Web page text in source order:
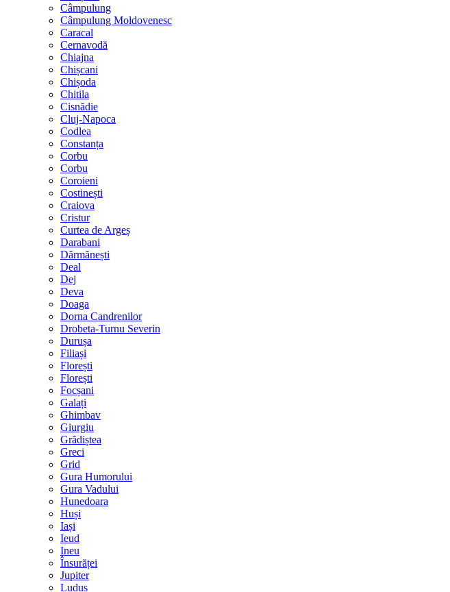
Câmpulung
Câmpulung Moldovenesc
Caracal
Cernavodă
Chiajna
Chișcani
Chișoda
Chitila
Cisnădie
Cluj-Napoca
Codlea
Constanța
Corbu
Corbu
Coroieni
Costinești
Craiova
Cristur
Curtea de Argeș
Darabani
Dărmănești
Deal
Dej
Deva
Doaga
Dorna Candrenilor
Drobeta-Turnu Severin
Durușa
Filiași
Florești
Florești
Focșani
Galați
Ghimbav
Giurgiu
Grădiștea
Greci
Grid
Gura Humorului
Gura Vadului
Hunedoara
Huși
Iași
Ieud
Ineu
Însurăței
Jupiter
Luduș